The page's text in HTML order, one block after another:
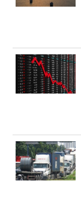
cụ
Truyền
Dữ